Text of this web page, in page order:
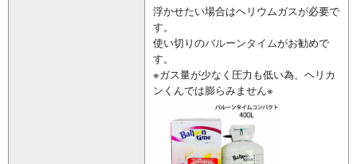
浮かせたい場合はヘリウムガスが必要で
す。
使い切りのバルーンタイムがお勧めで
す。
※ガス量が少なく圧力も低い為、ヘリカ
ンくんでは膨らみません※